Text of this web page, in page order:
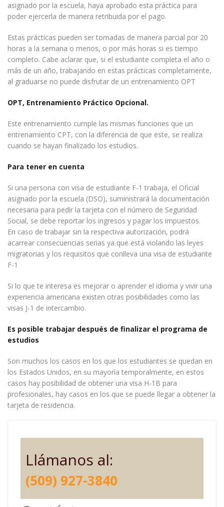
asignado por la escuela, haya aprobado esta práctica para
poder ejercerla de manera retribuida por el pago.
Estas prácticas pueden ser tomadas de manera parcial por 20
horas a la semana o menos, o por más horas si es tiempo
completo. Cabe aclarar que, si el estudiante completa el año o
más de un año, trabajando en estas prácticas completamente,
al graduarse no puede disfrutar de un entrenamiento OPT
OPT, Entrenamiento Práctico Opcional.
Este entrenamiento cumple las mismas funciones que un
entrenamiento CPT, con la diferencia de que este, se realiza
cuando se hayan finalizado los estudios.
Para tener en cuenta
Si una persona con visa de estudiante F-1 trabaja, el Oficial
asignado por la escuela (DSO), suministrará la documentación
necesaria para pedir la tarjeta con el número de Seguridad
Social, se debe reportar los ingresos y pagar los impuestos.
En caso de trabajar sin la respectiva autorización, podrá
acarrear consecuencias serias ya que está violando las leyes
migratorias y los requisitos que conlleva una visa de estudiante
F-1
Si lo que te interesa es mejorar o aprender el idioma y vivir una
experiencia americana existen otras posibilidades como las
visas J-1 de intercambio.
Es posible trabajar después de finalizar el programa de
estudios
Son muchos los casos en los que los estudiantes se quedan en
los Estados Unidos, en su mayoría temporalmente, en estos
casos hay posibilidad de obtener una visa H-1B para
profesionales, hay casos en los que se puede llegar a obtener la
tarjeta de residencia.
Llámanos al:
(509) 927-3840